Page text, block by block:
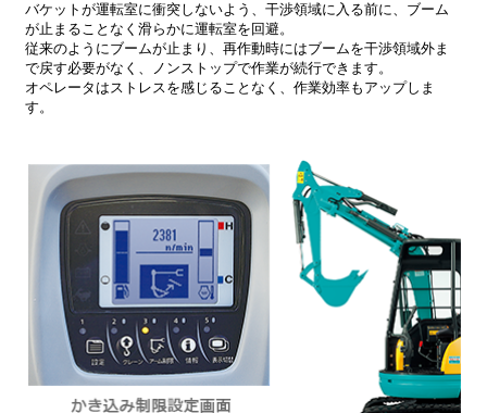
バケットが運転室に衝突しないよう、干渉領域に入る前に、ブーム
が止まることなく滑らかに運転室を回避。
従来のようにブームが止まり、再作動時にはブームを干渉領域外ま
で戻す必要がなく、ノンストップで作業が続行できます。
オペレータはストレスを感じることなく、作業効率もアップしま
す。